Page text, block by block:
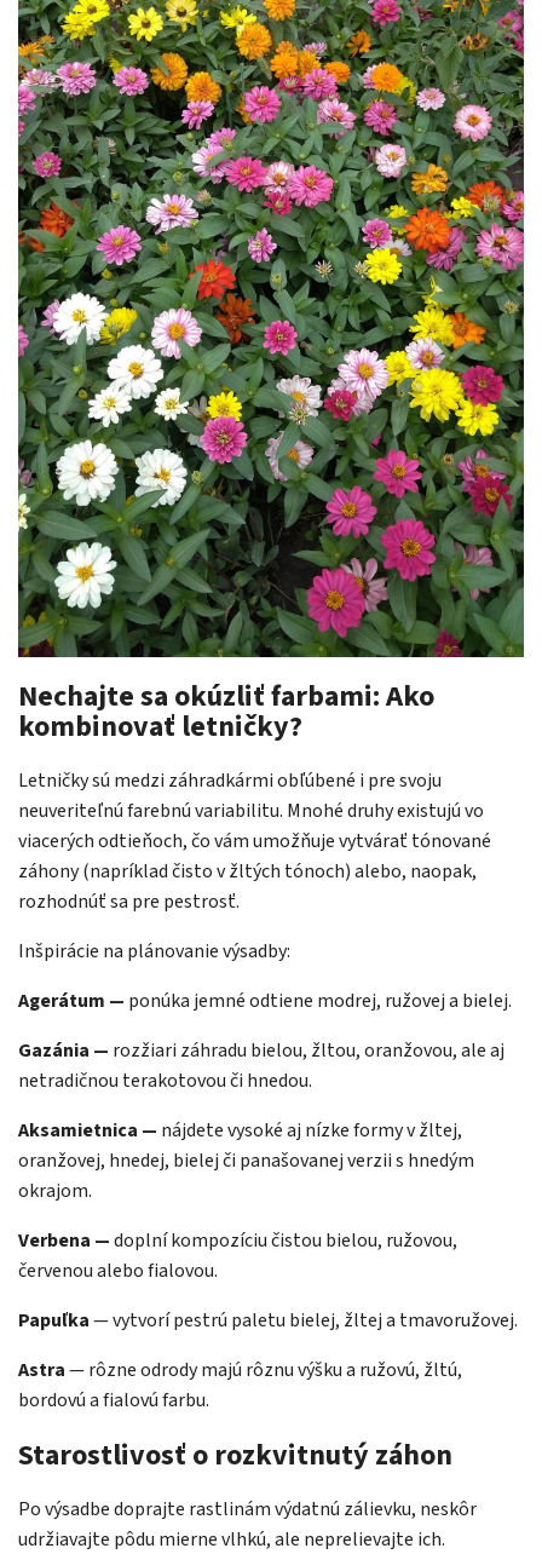
Nechajte sa okúzliť farbami: Ako
kombinovať letničky?
Letničky sú medzi záhradkármi obľúbené i pre svoju
neuveriteľnú farebnú variabilitu. Mnohé druhy existujú vo
viacerých odtieňoch, čo vám umožňuje vytvárať tónované
záhony (napríklad čisto v žltých tónoch) alebo, naopak,
rozhodnúť sa pre pestrosť.
Inšpirácie na plánovanie výsadby:
Agerátum — ponúka jemné odtiene modrej, ružovej a bielej.
Gazánia — rozžiari záhradu bielou, žltou, oranžovou, ale aj
netradičnou terakotovou či hnedou.
Aksamietnica — nájdete vysoké aj nízke formy v žltej,
oranžovej, hnedej, bielej či panašovanej verzii s hnedým
okrajom.
Verbena —doplní kompozíciu čistou bielou, ružovou,
červenou alebo fialovou.
Papuľka— vytvorí pestrú paletu bielej, žltej a tmavoružovej.
Astra— rôzne odrody majú rôznu výšku a ružovú, žltú,
bordovú a fialovú farbu.
Starostlivosť o rozkvitnutý záhon
Po výsadbe doprajte rastlinám výdatnú zálievku, neskôr
udržiavajte pôdu mierne vlhkú, ale neprelievajte ich.